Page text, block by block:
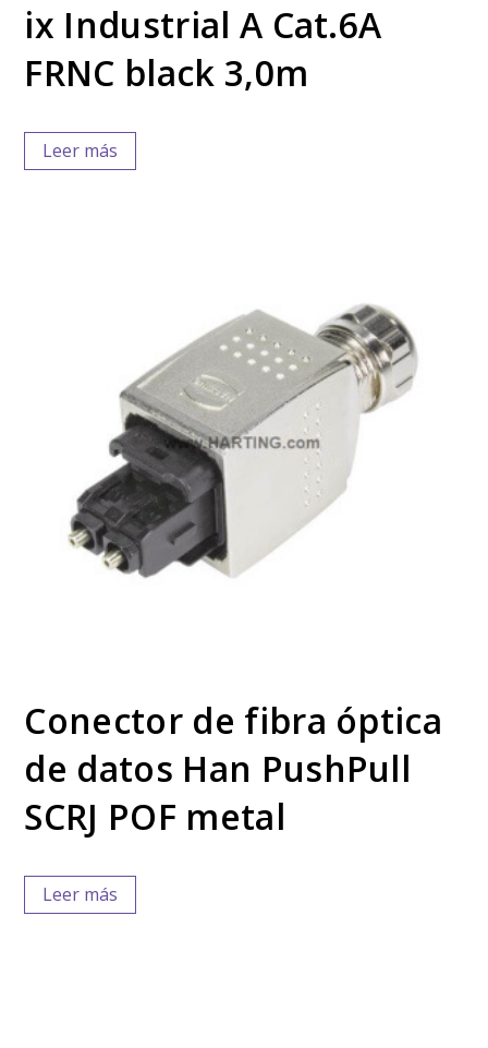
ix Industrial A Cat.6A
FRNC black 3,0m
Leer más
Conector de fibra óptica
de datos Han PushPull
SCRJ POF metal
Leer más